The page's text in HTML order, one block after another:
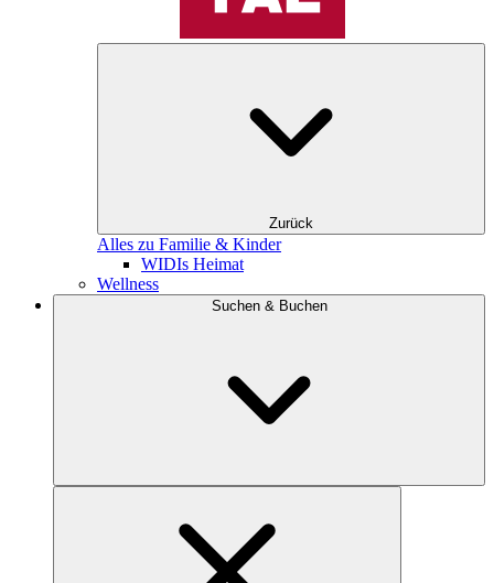
Zurück
Alles zu Familie & Kinder
WIDIs Heimat
Wellness
Suchen & Buchen